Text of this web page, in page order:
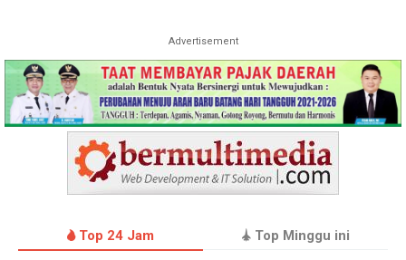
Advertisement
Top 24 Jam Top Minggu ini